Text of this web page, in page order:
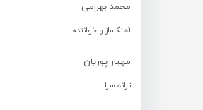
محمد بهرامی
آهنگساز و خواننده
مهیار پوریان
ترانه سرا